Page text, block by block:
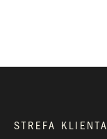
STREFA KLIENTA